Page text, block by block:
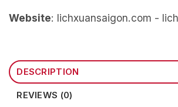
Website: lichxuansaigon.com -
DESCRIPTION
REVIEWS (0)